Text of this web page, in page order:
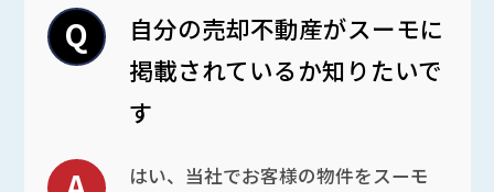
自分の売却不動産がスーモに
掲載されているか知りたいで
す
はい、当社でお客様の物件をスーモ